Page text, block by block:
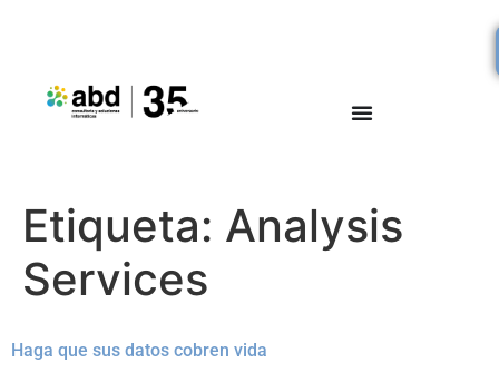
Etiqueta: Analysis
Services
Haga que sus datos cobren vida